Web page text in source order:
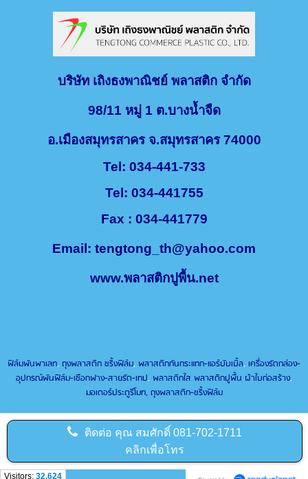
บริษัท เถิงธงพาณิชย์ พลาสติก จำกัด
98/11 หมู่ 1 ต.บางน้ำจืด
อ.เมืองสมุทรสาคร จ.สมุทรสาคร 74000
Tel: 034-441-733
Tel: 034-441755
Fax : 034-441779
Email: tengtong_th@yahoo.com
www.พลาสติกปูพื้น.net
ฟิล์มพันพาเลท,ถุงพลาสติก ชริ้งฟิล์ม, พลาสติกกันกระแทก-แอร์บับเบิ้ล,เครื่องรัดกล่อง-
อุปกรณ์พันฟิล์ม-เชือกฟาง-สายรัด-เทป, พลาสติกใส พลาสติกปูพื้น ผ้าใบก่อสร้าง,
มอเตอร์ประตูรีโมท,ถุงพลาสติก-ชริ้งฟิล์ม
ติดต่อ คุณ สมศักดิ์ 081-702-1711
คลิกเพื่อโทร
Visitors: 32,624